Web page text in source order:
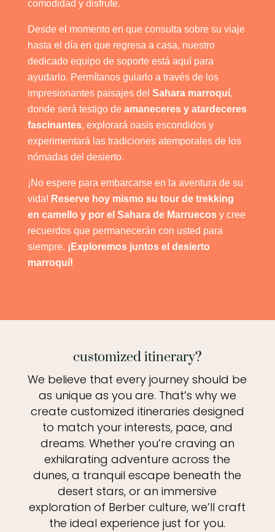
comodidad y disfrute.
Desde el momento en que consulta sobre su viaje
hasta el día en que regresa a casa, nuestro
dedicado equipo de soporte está aquí para
ayudarlo. Permítanos guiarlo a través de los
impresionantes paisajes del Sahara marroquí,
donde será testigo de amaneceres y atardeceres
fascinantes, explorará oasis escondidos y
experimentará las tradiciones atemporales de los
nómadas del desierto.
¡No espere para embarcarse en la aventura de su
vida! Reserve hoy mismo su tour de trekking
en camello y por el Sahara de Marruecosy cree
recuerdos que permanecerán con usted para
siempre. ¡Exploremos juntos el desierto
marroquí!
customized itinerary?
We believe that every journey should be
as unique as you are. That’s why we
create customized itineraries designed
to match your interests, pace, and
dreams. Whether you’re craving an
exhilarating adventure across the
dunes, a tranquil escape beneath the
desert stars, or an immersive
exploration of Berber culture, we’ll craft
the ideal experience just for you.